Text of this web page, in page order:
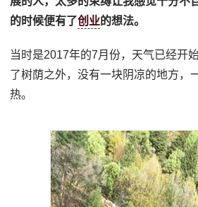
的时候便有了创业的想法。
当时是2017年的7月份，天气已经开
了树荫之外，没有一块阴凉的地方，
热。